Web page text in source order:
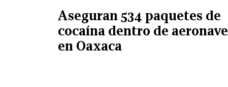
Aseguran 534 paquetes de
cocaína dentro de aeronave
en Oaxaca